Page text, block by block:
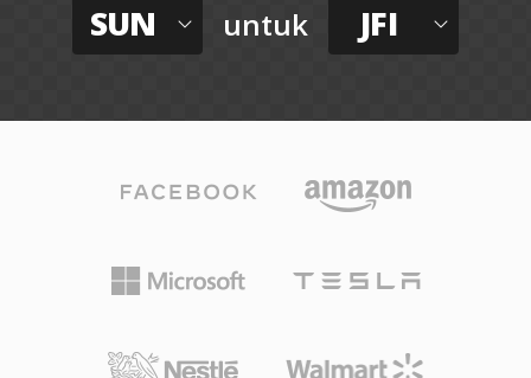
SUN untuk JFI